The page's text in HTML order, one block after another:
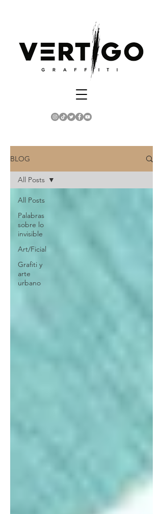
BLOG
All Posts
Palabras
sobre lo
invisible
Art/Ficial
Grafiti y
arte
urbano
All Posts